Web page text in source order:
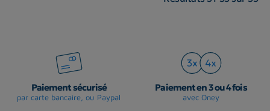
Paiement sécurisé
par carte bancaire, ou Paypal
Paiement en 3 ou 4 fois
avec Oney